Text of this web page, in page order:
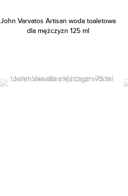
John Varvatos Artisan woda toaletowa
dla mężczyzn 125 ml